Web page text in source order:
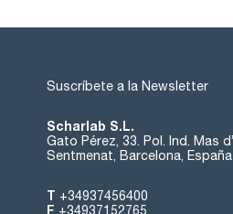
Suscríbete a la Newsletter
Scharlab S.L.
Gato Pérez, 33. Pol. Ind. Mas
Sentmenat, Barcelona, España
T +34937456400
F +34937152765